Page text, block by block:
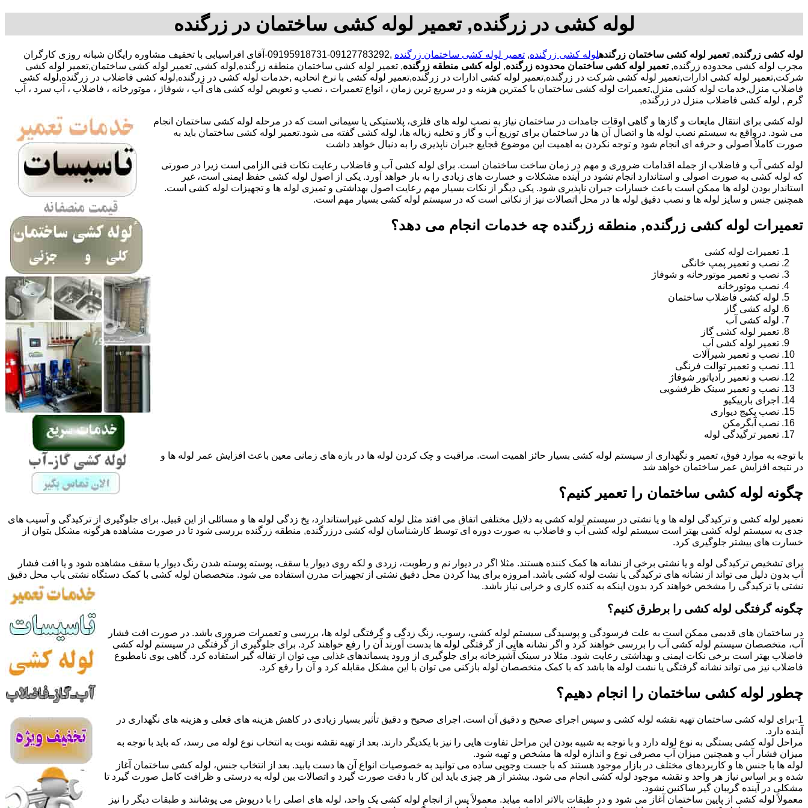
لوله کشی در زرگنده, تعمیر لوله کشی ساختمان در زرگنده
لوله کشی زرگنده,تعمیر لوله کشی ساختمان زرگندهلوله کشی زرگنده, تعمیر لوله کشی ساختمان زرگنده
,09127783292-09195918731-آقای افراسیابی با تخفیف مشاوره رایگان شبانه روزی کارگران
مجرب لوله کشی محدوده زرگنده,تعمیر لوله کشی ساختمان محدوده زرگنده, لوله کشی منطقه زرگنده, تعمیر لوله کشی ساختمان منطقه زرگنده,لوله کشی, تعمیر لوله کشی ساختمان,تعمیر لوله کشی
شرکت,تعمیر لوله کشی ادارات,تعمیر لوله کشی شرکت در زرگنده,تعمیر لوله کشی ادارات در زرگنده,تعمیر لوله کشی با نرخ اتحادیه ,خدمات لوله کشی در زرگنده,لوله کشی فاضلاب در زرگنده,لوله کشی
فاضلاب منزل,خدمات لوله کشی منزل,تعمیرات لوله کشی ساختمان با کمترین هزینه و در سریع ترین زمان ، انواع تعمیرات ، نصب و تعویض لوله کشی های آب ، شوفاژ ، موتورخانه ، فاضلاب ، آب سرد ، آب
گرم , لوله کشی فاضلاب منزل در زرگنده,
لوله کشی برای انتقال مایعات و گازها و گاهی اوقات جامدات در ساختمان نیاز به نصب لوله های فلزی، پلاستیکی یا سیمانی است که در مرحله لوله کشی ساختمان انجام
می شود. درواقع به سیستم نصب لوله ها و اتصال آن ها در ساختمان برای توزیع آب و گاز و تخلیه زباله ها، لوله کشی گفته می شود.تعمیر لوله کشی ساختمان باید به
صورت کاملاً اصولی و حرفه ای انجام شود و توجه نکردن به اهمیت این موضوع فجایع جبران ناپذیری را به دنبال خواهد داشت
لوله کشی آب و فاضلاب از جمله اقدامات ضروری و مهم در زمان ساخت ساختمان است. برای لوله کشی آب و فاضلاب رعایت نکات فنی الزامی است زیرا در صورتی
که لوله کشی به صورت اصولی و استاندارد انجام نشود در آینده مشکلات و خسارت های زیادی را به بار خواهد آورد. یکی از اصول لوله کشی حفظ ایمنی است، غیر
استاندار بودن لوله ها ممکن است باعث خسارات جبران ناپذیری شود. یکی دیگر از نکات بسیار مهم رعایت اصول بهداشتی و تمیزی لوله ها و تجهیزات لوله کشی است.
همچنین جنس و سایز لوله ها و نصب دقیق لوله ها در محل اتصالات نیز از نکاتی است که در سیستم لوله کشی بسیار مهم است.
تعمیرات لوله کشی زرگنده, منطقه زرگنده چه خدمات انجام می دهد؟
تعمیرات لوله کشی
نصب و تعمیر پمپ خانگی
نصب و تعمیر موتورخانه و شوفاژ
نصب موتورخانه
لوله کشی فاضلاب ساختمان
لوله کشی گاز
لوله کشی آب
تعمیر لوله کشی گاز
تعمیر لوله کشی آب
نصب و تعمیر شیرآلات
نصب و تعمیر توالت فرنگی
نصب و تعمیر رادیاتور شوفاژ
نصب و تعمیر سینک ظرفشویی
اجرای باربیکیو
نصب پکیج دیواری
نصب آبگرمکن
تعمیر ترگیدگی لوله
با توجه به موارد فوق، تعمیر و نگهداری از سیستم لوله کشی بسیار حائز اهمیت است. مراقبت و چک کردن لوله ها در بازه های زمانی معین باعث افزایش عمر لوله ها و
در نتیجه افزایش عمر ساختمان خواهد شد
چگونه لوله کشی ساختمان را تعمیر کنیم؟
تعمیر لوله کشی و ترکیدگی لوله ها و یا نشتی در سیستم لوله کشی به دلایل مختلفی اتفاق می افتد مثل لوله کشی غیراستاندارد، یخ زدگی لوله ها و مسائلی از این قبیل. برای جلوگیری از ترکیدگی و آسیب های
جدی به سیستم لوله کشی بهتر است سیستم لوله کشی آب و فاضلاب به صورت دوره ای توسط کارشناسان لوله کشی درزرگنده, منطقه زرگنده بررسی شود تا در صورت مشاهده هرگونه مشکل بتوان از
خسارت های بیشتر جلوگیری کرد.
برای تشخیص ترکیدگی لوله و یا نشتی برخی از نشانه ها کمک کننده هستند. مثلا اگر در دیوار نم و رطوبت، زردی و لکه روی دیوار یا سقف، پوسته پوسته شدن رنگ دیوار یا سقف مشاهده شود و یا افت فشار
آب بدون دلیل می تواند از نشانه های ترکیدگی یا نشت لوله کشی باشد. امروزه برای پیدا کردن محل دقیق نشتی از تجهیزات مدرن استفاده می شود. متخصصان لوله کشی با کمک دستگاه نشتی یاب محل دقیق
نشتی یا ترکیدگی را مشخص خواهند کرد بدون اینکه به کنده کاری و خرابی نیاز باشد.
چگونه گرفتگی لوله کشی را برطرق کنیم؟
در ساختمان های قدیمی ممکن است به علت فرسودگی و پوسیدگی سیستم لوله کشی، رسوب، زنگ زدگی و گرفتگی لوله ها، بررسی و تعمیرات ضروری باشد. در صورت افت فشار
آب، متخصصان سیستم لوله کشی آب را بررسی خواهند کرد و اگر نشانه هایی از گرفتگی لوله ها بدست آورند آن را رفع خواهند کرد. برای جلوگیری از گرفتگی در سیستم لوله کشی
فاضلاب بهتر است برخی نکات ایمنی و بهداشتی رعایت شود. مثلا در سینک آشپزخانه برای جلوگیری از ورود پسماندهای غذایی می توان از تفاله گیر استفاده کرد. گاهی بوی نامطبوع
فاضلاب نیز می تواند نشانه گرفتگی یا نشت لوله ها باشد که با کمک متخصصان لوله بازکنی می توان با این مشکل مقابله کرد و آن را رفع کرد.
چطور لوله کشی ساختمان را انجام دهیم؟
1-برای لوله کشی ساختمان تهیه نقشه لوله کشی و سپس اجرای صحیح و دقیق آن است. اجرای صحیح و دقیق تأثیر بسیار زیادی در کاهش هزینه های فعلی و هزینه های نگهداری در
آینده دارد.
مراحل لوله کشی بستگی به نوع لوله دارد و با توجه به شبیه بودن این مراحل تفاوت هایی را نیز با یکدیگر دارند. بعد از تهیه نقشه نوبت به انتخاب نوع لوله می رسد، که باید با توجه به
میزان فشار آب و همچنین میزان آب مصرفی نوع و اندازه لوله ها مشخص و تهیه شود.
لوله ها با جنس ها و کاربردهای مختلف در بازار موجود هستند که با جست وجویی ساده می توانید به خصوصیات انواع آن ها دست یابید. بعد از انتخاب جنس، لوله کشی ساختمان آغاز
شده و بر اساس نیاز هر واحد و نقشه موجود لوله کشی انجام می شود. بیشتر از هر چیزی باید این کار با دقت صورت گیرد و اتصالات بین لوله به درستی و ظرافت کامل صورت گیرد تا
مشکلی در آینده گریبان گیر ساکنین نشود.
معمولاً لوله کشی از پایین ساختمان آغاز می شود و در طبقات بالاتر ادامه میابد. معمولاً پس از انجام لوله کشی یک واحد، لوله های اصلی را با درپوش می پوشانند و طبقات دیگر را نیز